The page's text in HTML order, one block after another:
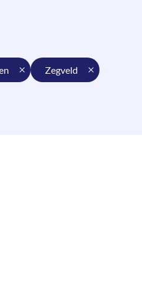
zegveld